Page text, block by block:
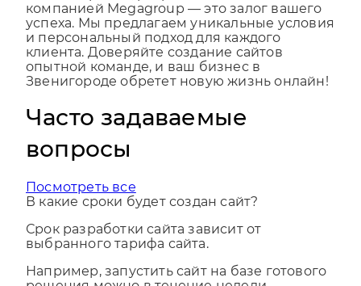
Таким образом, разработка сайтов с
компанией Megagroup — это залог вашего
успеха. Мы предлагаем уникальные условия
и персональный подход для каждого
клиента. Доверяйте создание сайтов
опытной команде, и ваш бизнес в
Часто задаваемые
вопросы
Посмотреть все
Срок разработки сайта зависит от